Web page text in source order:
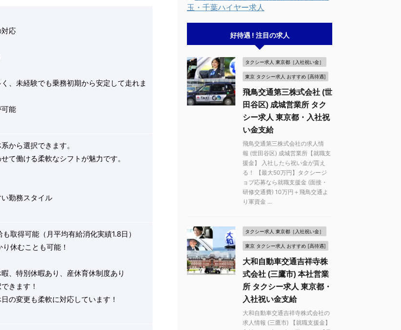
対応
、未経験でも乗務初期から安定して走れま
能
から選択できます。
て働ける柔軟なシフトが魅力です。
勤務スタイル
取得可能（月平均有給消化実績1.8日）
休むことも可能！
、特別休暇あり、産休育休制度あり
きます！
の変更も柔軟に対応しています！
好待遇 ! 注目の求人
タクシー求人 東京都［入社祝い金］
東京 タクシー求人 おすすめ [高待遇]
飛鳥交通第三株式会社 (世
田谷区) 成城営業所 タク
シー求人 東京都・入社祝
い金支給
飛鳥交通第三株式会社の求人情
報 (世田谷区) 成城営業所【就職支
援金】 入社したら祝い金が貰え
る！ 【最大50万円】タクシージ
ョブ応募なら就職支援金 (面接・
研修交通費) 10万円＋飛鳥交通よ
り軍資金 ...
タクシー求人 東京都［入社祝い金］
東京 タクシー求人 おすすめ [高待遇]
大和自動車交通吉祥寺株
式会社 (三鷹市) 本社営業
所 タクシー求人 東京都・
入社祝い金支給
大和自動車交通吉祥寺株式会社の
求人情報 (三鷹市) 【就職支援金】